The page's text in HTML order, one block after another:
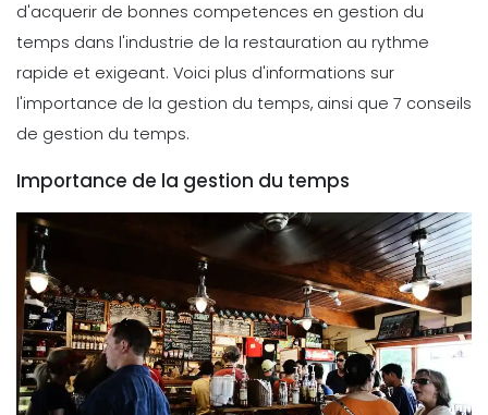
d'acquerir de bonnes competences en gestion du
temps dans l'industrie de la restauration au rythme
rapide et exigeant. Voici plus d'informations sur
l'importance de la gestion du temps, ainsi que 7 conseils
de gestion du temps.
Importance de la gestion du temps